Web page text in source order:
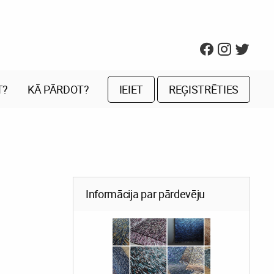
KĀ PĀRDOT? IEIET REĢISTRĒTIES
Informācija par pārdevēju